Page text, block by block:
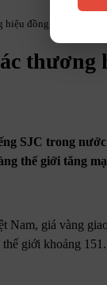
đồng loạt bật tăng
SJC trong
thế giới tăng
Nam, giá vàng
giới khoảng